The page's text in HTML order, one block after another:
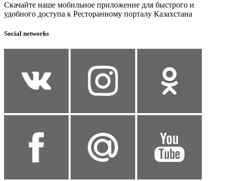
Скачайте наше мобильное приложение для быстрого и
удобного доступа к Ресторанному порталу Казахстана
Social networks